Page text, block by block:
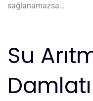
sağlanamazsa…
Su